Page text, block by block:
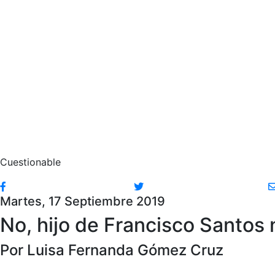
Cuestionable
Martes, 17 Septiembre 2019
No, hijo de Francisco
Por Luisa Fernanda Gómez Cruz